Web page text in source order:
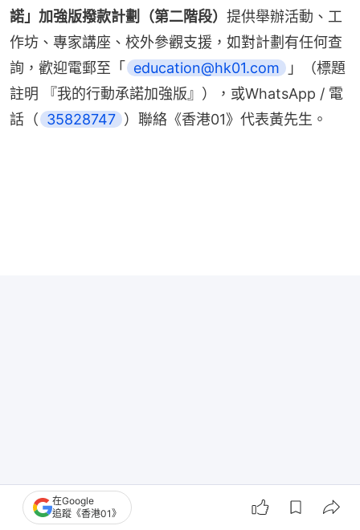
諾」加強版撥款計劃（第二階段） 提供舉辦活動、工
作坊、專家講座、校外參觀支援，如對計劃有任何查
詢，歡迎電郵至「 education@hk01.com
」（標題
註明 『我的行動承諾加強版』），或WhatsApp / 電
話（ 35828747 ）聯絡《香港01》代表黃先生。
校園天地｜胸懷祖國，放眼世界！葉紀南推「世界公
在Google
追蹤《香港01》